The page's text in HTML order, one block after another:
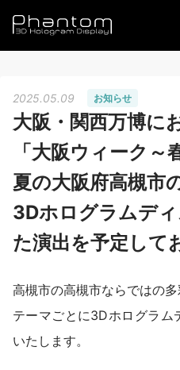
2025.05.09 お知らせ
大阪・関西万博に
「大阪ウィーク～
夏の大阪府高槻市
3Dホログラムデ
た演出を予定して
高槻市の高槻市ならではの
テーマごとに3Dホログラム
いたします。